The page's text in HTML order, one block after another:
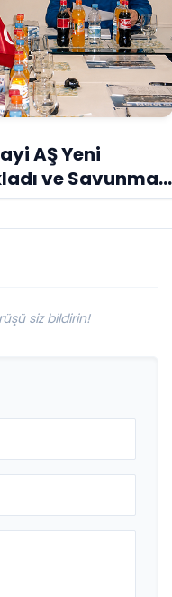
AŞ Yeni
ve Savunma
Vurgusu
siz bildirin!